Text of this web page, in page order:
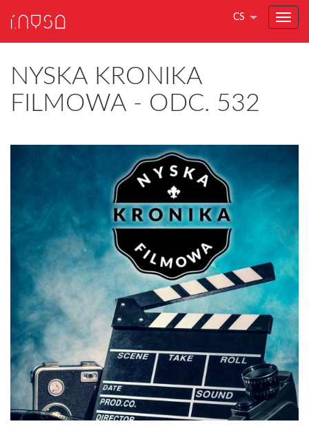
CS
NYSKA KRONIKA
FILMOWA - ODC. 532